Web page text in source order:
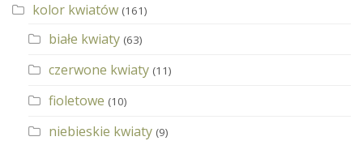
kolor kwiatów (161)
białe kwiaty (63)
czerwone kwiaty (11)
fioletowe (10)
niebieskie kwiaty (9)